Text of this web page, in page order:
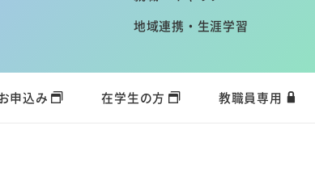
地域連携・生涯学習
申込み 在学生の方 教職員専用